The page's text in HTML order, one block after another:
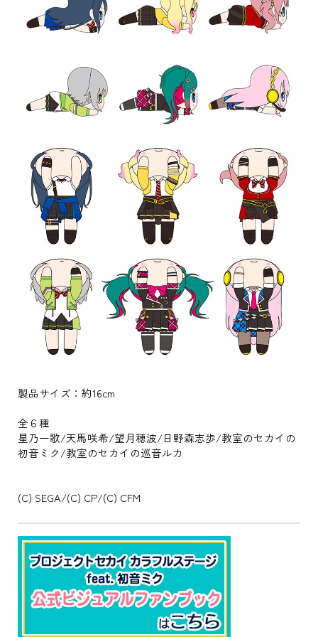
製品サイズ：約16cm
全６種
星乃一歌/天馬咲希/望月穂波/日野森志歩/教室のセカイの
初音ミク/教室のセカイの巡音ルカ
(C) SEGA/(C) CP/(C) CFM